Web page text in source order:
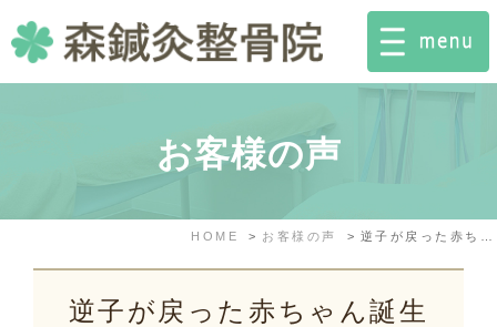
お客様の声
HOME お客様の声
逆子が戻った赤ちゃん誕生